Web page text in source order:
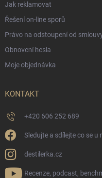
Jak reklamovat
Řešení on-line sporů
Právo na odstoupení od
Obnovení hesla
Moje objednávka
KONTAKT
+420 606 252 689
Sledujte a sdílejte co se
destilerka.cz
Recenze, podcast,